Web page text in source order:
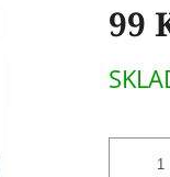
99
cena: